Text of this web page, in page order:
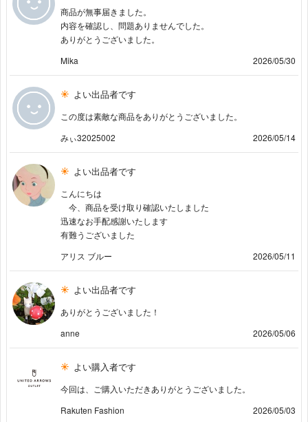
商品が無事届きました。
内容を確認し、問題ありませんでした。
ありがとうございました。
Mika
2026/05/30
よい出品者です
この度は素敵な商品をありがとうございました。
みぃ32025002
2026/05/14
よい出品者です
こんにちは
今、商品を受け取り確認いたしました
迅速なお手配感謝いたします
有難うございました
アリス ブルー
2026/05/11
よい出品者です
ありがとうございました！
anne
2026/05/06
よい購入者です
今回は、ご購入いただきありがとうございました。
Rakuten Fashion
2026/05/03